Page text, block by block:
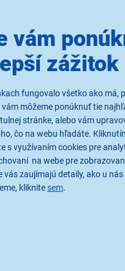
vám
zážitok
fungovalo všetko ako má,
môžeme ponúknuť tie
stránke, alebo vám
čo na webu hľadáte.
s využívaním cookies pre
na webe pre
vás zaujímajú detaily, ako u nás
kliknite sem.
varná
ajednoduchosť
výsledkov. Zvyčajne má
jedla, ako sú
dosiahnuť rýchle
ich pri varení
horákmi a býva
ohrev dna